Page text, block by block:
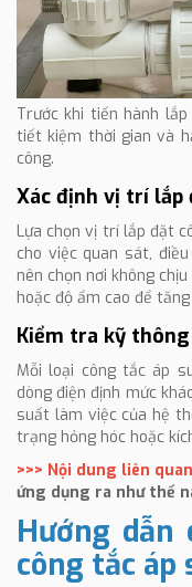
Trước khi tiến hành
tiết kiệm thời gian và
công.
Xác định vị trí lắp
Lựa chọn vị trí lắp đặt
cho việc quan sát,
nên chọn nơi không
hoặc độ ẩm cao để
Kiểm tra kỹ
Mỗi loại công tắc áp
dòng điện định mức
suất làm việc của hệ
trạng hỏng hóc hoặc
>>> Nội dung liên
ứng dụng ra như thế
Hướng
công tắc áp